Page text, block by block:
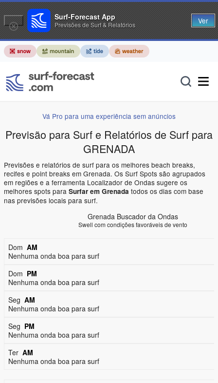
Vá Pro para uma experiência sem anúncios
Previsão para Surf e Relatórios de Surf para
GRENADA
Previsões e relatórios de surf para os melhores beach breaks,
recifes e point breaks em Grenada. Os Surf Spots são agrupados
em regiões e a ferramenta Localizador de Ondas sugere os
melhores spots para Surfar em Grenada todos os dias com base
nas previsões locais para surf.
Grenada Buscador da Ondas
Swell com condições favoráveis de vento
Dom AM
Nenhuma onda boa para surf
Dom PM
Nenhuma onda boa para surf
Seg AM
Nenhuma onda boa para surf
Seg PM
Nenhuma onda boa para surf
Ter AM
Nenhuma onda boa para surf
Surf-Forecast App
Previsões de Surf & Relatórios Ver